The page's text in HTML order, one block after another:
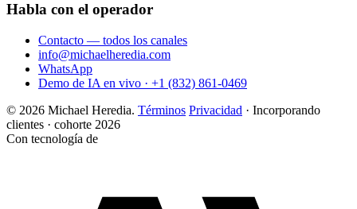
Habla con el operador
Contacto — todos los canales
info@michaelheredia.com
WhatsApp
Demo de IA en vivo · +1 (832) 861-0469
© 2026 Michael Heredia. Términos Privacidad · Incorporando
clientes · cohorte 2026
Con tecnología de